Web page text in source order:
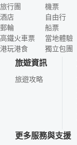
旅行團
酒店
郵輪
高鐵火車票
港玩港食
機票
自由行
船票
當地體驗
獨立包團
旅遊資訊
旅遊攻略
更多服務與支援